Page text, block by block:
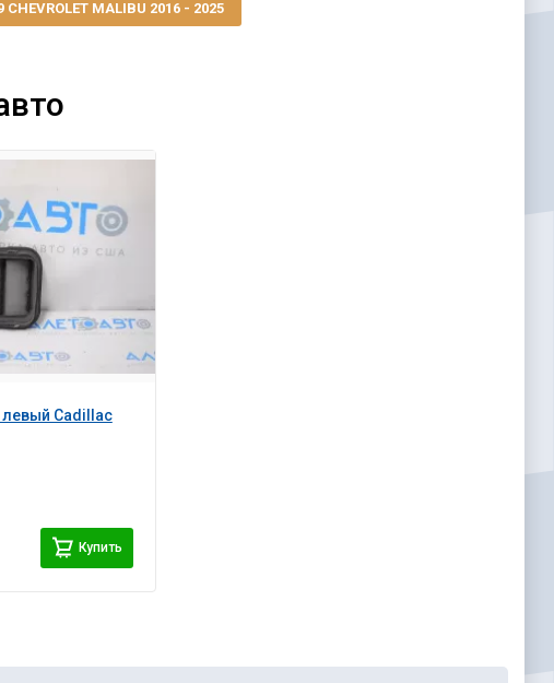
MALIBU 2016 - 2025
Cadillac
Купить